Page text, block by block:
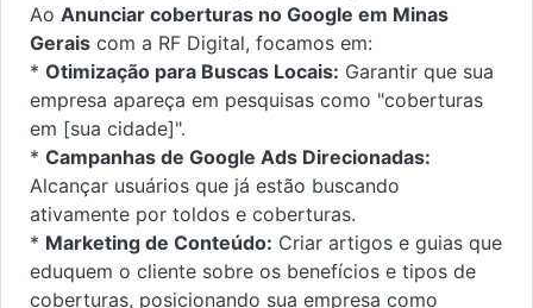
Ao Anunciar coberturas no Google em Minas
Gerais com a RF Digital, focamos em:
* Otimização para Buscas Locais: Garantir que sua
empresa apareça em pesquisas como "coberturas
em [sua cidade]".
* Campanhas de Google Ads Direcionadas:
Alcançar usuários que já estão buscando
ativamente por toldos e coberturas.
* Marketing de Conteúdo: Criar artigos e guias que
eduquem o cliente sobre os benefícios e tipos de
coberturas, posicionando sua empresa como